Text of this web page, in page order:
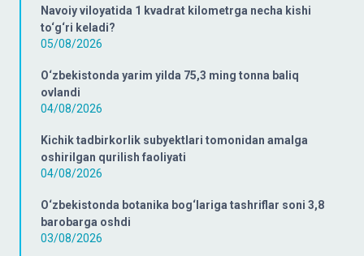
Navoiy viloyatida 1 kvadrat kilometrga necha kishi
to‘g‘ri keladi?
05/08/2026
O‘zbekistonda yarim yilda 75,3 ming tonna baliq
ovlandi
04/08/2026
Kichik tadbirkorlik subyektlari tomonidan amalga
oshirilgan qurilish faoliyati
04/08/2026
O‘zbekistonda botanika bog‘lariga tashriflar soni 3,8
barobarga oshdi
03/08/2026